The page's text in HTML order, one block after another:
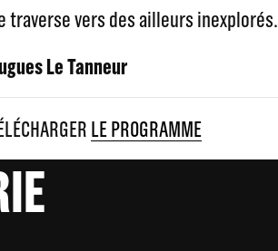
traverse vers des ailleurs inexplorés.
Le Tanneur
LE PROGRAMME